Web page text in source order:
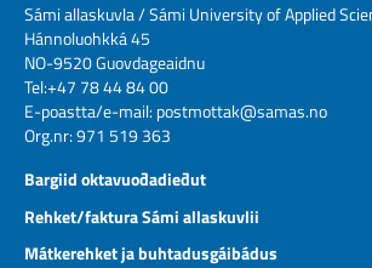
Sámi allaskuvla / Sámi University of Applied
Hánnoluohkká 45
NO-9520 Guovdageaidnu
Tel:+47 78 44 84 00
E-poastta/e-mail:postmottak@samas.no
Org.nr: 971 519 363
Bargiid oktavuođadieđut
Rehket/faktura Sámi allaskuvlii
Mátkerehket ja buhtadusgáibádus